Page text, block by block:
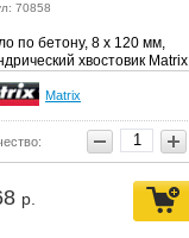
70858
по бетону, 8 х 120 мм,
хвостовик Matrix
Matrix
р.